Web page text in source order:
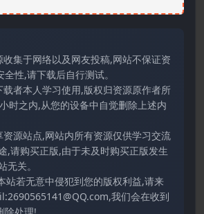
集于网络以及网友投稿,网站不保证资
性,请下载后自行测试。
者本人学习使用,版权归资源原作者所
时之内,从您的设备中自觉删除上述内
源站点,网站内所有资源仅供学习交流
,请购买正版,由于未及时购买正版发生
无关。
站若无意中侵犯到您的版权利益,请来
我们会在收到